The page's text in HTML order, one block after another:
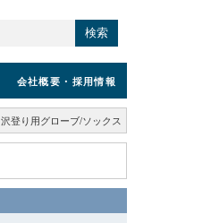
検索
会社概要 ・採用情報
沢登り用グローブ/ソックス